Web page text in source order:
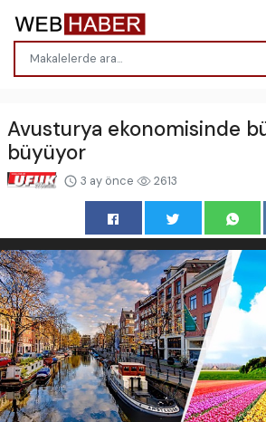
Avusturya ekonomisinde
büyüyor
3 ay önce 2613